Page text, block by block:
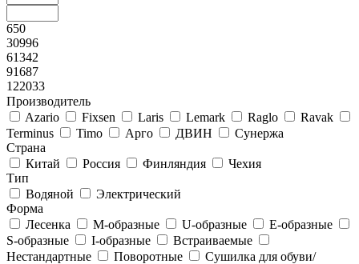
650
30996
61342
91687
122033
Производитель
Azario
Fixsen Laris Lemark Raglo
Ravak
Terminus
Timo Арго ДВИН
Сунержа
Страна
Китай
Россия Финляндия
Чехия
Тип
Водяной
Электрический
Форма
Лесенка
М-образные U-образные
E-образные
S-образные
I-образные
Встраиваемые
Нестандартные
Поворотные
Сушилка для обуви/